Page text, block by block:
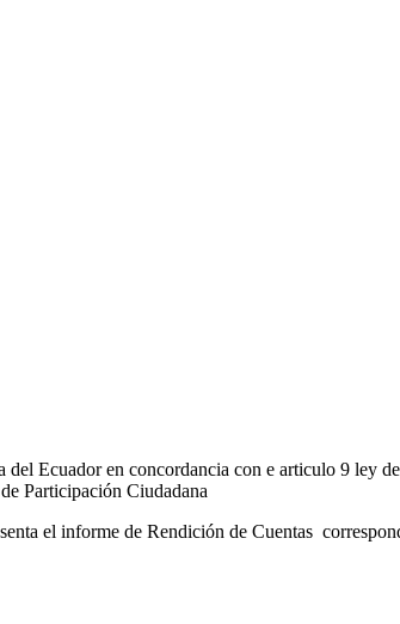
Ecuador en concordancia con e articulo 9 ley
Participación Ciudadana
el informe de Rendición de Cuentas